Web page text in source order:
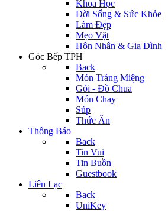
Khoa Học
Đời Sống & Sức Khỏe
Làm Đẹp
Mẹo Vặt
Hôn Nhân & Gia Đình
Góc Bếp TPH
Back
Món Tráng Miệng
Gỏi - Đồ Chua
Món Chay
Súp
Thức Ăn
Thông Báo
Back
Tin Vui
Tin Buồn
Guestbook
Liên Lạc
Back
UniKey